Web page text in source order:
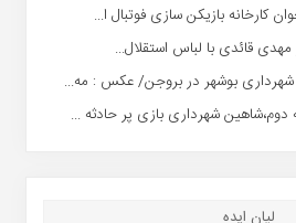
کارخانه بازیکن سازی فوتبال ا...
قائدی با لباس استقلال...
شهرداری بوشهر در بروجن/ عکس : مه...
شهرداری بازی پر حادثه ...
لیان ایده